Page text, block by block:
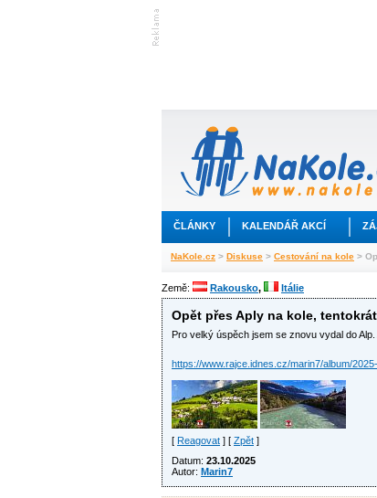
ČLÁNKY KALENDÁŘ AKCÍ
NaKole.cz > Diskuse > Cestování na kole >
Země: Rakousko, Itálie
Opět přes Aply na kole,
Pro velký úspěch jsem se znovu vydal do Alp.
https://www.rajce.idnes.cz/marin7/album/2025-
[ Reagovat ] [ Zpět ]
Datum: 23.10.2025
Autor: Marin7